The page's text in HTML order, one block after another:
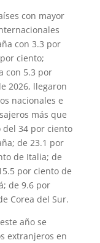
con mayor
con 3.3 por
ciento;
con 5.3 por
2026, llegaron
nacionales e
más que
del 34 por ciento
de 23.1 por
de Italia; de
por ciento de
de 9.6 por
Corea del Sur.
año se
extranjeros en